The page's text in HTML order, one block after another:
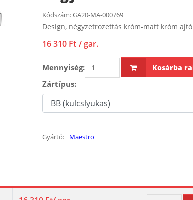
Kódszám:GA20-MA-000769
Design, négyzetrozettás króm-matt króm
16 310 Ft / gar.
Mennyiség: Kosárba
Zártípus:
Gyártó: Maestro